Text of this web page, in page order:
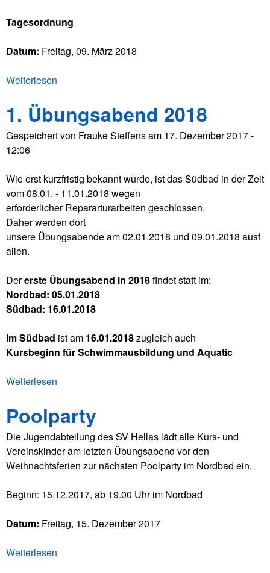
u
t
s
a
m
u
n
g
2
0
Tagesordnung
Datum: Freitag, 09. März 2018
Weiterlesen
e
r
J
e
n
d
v
o
v
e
r
a
m
n
g
2
0
1
1. Übungsabend 2018
Gespeichert von Frauke Steffensam 17. Dezember 2017 -
12:06
Wie erst kurzfristig bekannt wurde, ist das Südbad in der Zeit
vom 08.01. - 11.01.2018 wegen
erforderlicher Repararturarbeiten geschlossen.
Daher werden dort
unsere Übungsabende am 02.01.2018 und 09.01.2018 ausf
allen.
Dererste Übungsabend in 2018findet statt im:
Nordbad: 05.01.2018
Südbad: 16.01.2018
Im Südbad ist am 16.01.2018zugleich auch
Kursbeginn für Schwimmausbildung und Aquatic
Weiterlesen
e
r
1
.
Ü
u
g
Poolparty
Die Jugendabteilung des SV Hellas lädt alle Kurs- und
Vereinskinder am letzten Übungsabend vor den
Weihnachtsferien zur nächsten Poolparty im Nordbad ein.
Beginn: 15.12.2017, ab 19.00 Uhr im Nordbad
Datum: Freitag, 15. Dezember 2017
Weiterlesen